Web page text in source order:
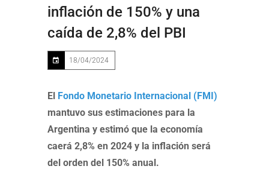
inflación de 150% y una
caída de 2,8% del PBI
18/04/2024
El Fondo Monetario Internacional (FMI)
mantuvo sus estimaciones para la
Argentina y estimó que la economía
caerá 2,8% en 2024 y la inflación será
del orden del 150% anual.